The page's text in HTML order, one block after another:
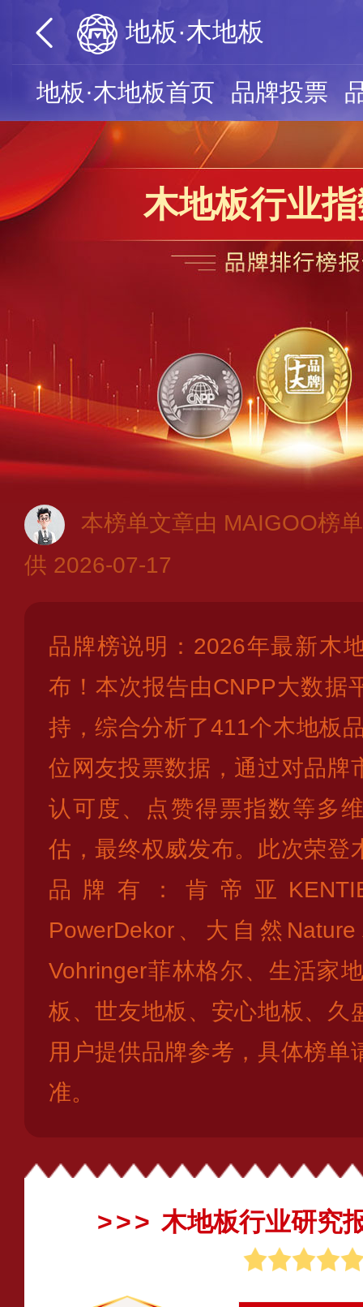
地板·木地板
地板·木地板首页 品牌投票
木地板行业
本榜单文章由 MAIGOO榜
供 2026-07-17
品牌榜说明：2026年最新木
布！本次报告由CNPP大数据
持，综合分析了411个木地板
位网友投票数据，通过对品牌
认可度、点赞得票指数等多
估，最终权威发布。此次荣登
品牌有：肯帝亚
PowerDekor、大自然
Vohringer菲林格尔、生活家
板、世友地板、安心地板、久
用户提供品牌参考，具体榜单
准。
木地板行业研究